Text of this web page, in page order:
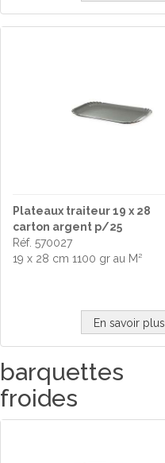
Plateaux traiteur 19 x 28
carton argent p/25
Réf. 570027
19 x 28 cm 1100 gr au M²
En savoir plus
barquettes
froides